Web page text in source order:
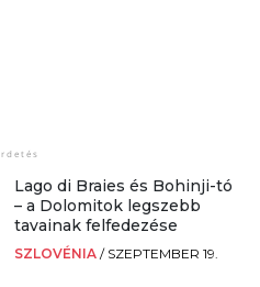
Lago di Braies és Bohinji-tó
– a Dolomitok legszebb
tavainak felfedezése
SZLOVÉNIA / SZEPTEMBER 19.